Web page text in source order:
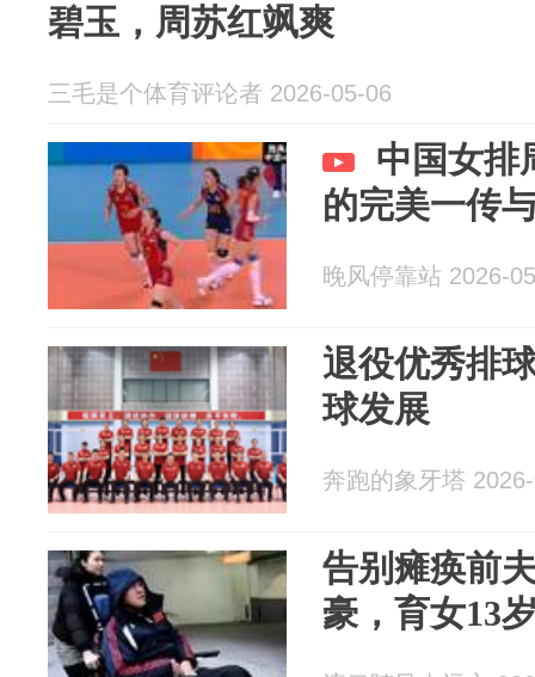
碧玉，周苏红飒爽
三毛是个体育评论者 2026-05-06
中国女排
的完美一传
晚风停靠站 2026-
退役优秀排
球发展
奔跑的象牙塔
告别瘫痪前
豪，育女13